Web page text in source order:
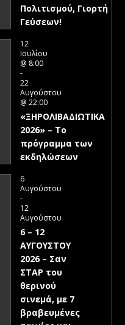
Πολιτισμού, Γιορτή
Γεύσεων!
12
Ιουλίου
@ 8:00
-
22
Αυγούστου
@ 22:00
«ΞΗΡΟΛΙΒΑΔΙΩΤΙΚΑ
2026» – To
πρόγραμμα των
εκδηλώσεων
6
Αυγούστου
-
12
Αυγούστου
6 – 12
ΑΥΓΟΥΣΤΟΥ
2026 – Σαν
ΣΤΑΡ του
θερινού
σινεμά, με 7
βραβευμένες